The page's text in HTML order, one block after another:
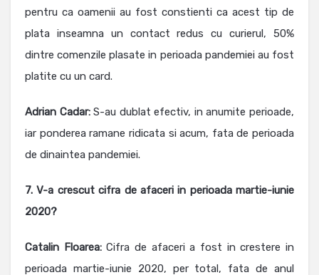
pentru ca oamenii au fost constienti ca acest tip de
plata inseamna un contact redus cu curierul, 50%
dintre comenzile plasate in perioada pandemiei au fost
platite cu un card.
Adrian Cadar:S-au dublat efectiv, in anumite perioade,
iar ponderea ramane ridicata si acum, fata de perioada
de dinaintea pandemiei.
7. V-a crescut cifra de afaceri in perioada martie-iunie
2020?
Catalin Floarea:Cifra de afaceri a fost in crestere in
perioada martie-iunie 2020, per total, fata de anul